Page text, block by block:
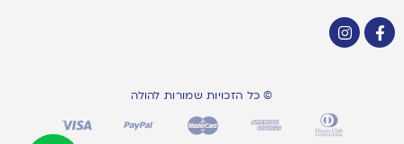
© כל הזכויות שמורות להולה